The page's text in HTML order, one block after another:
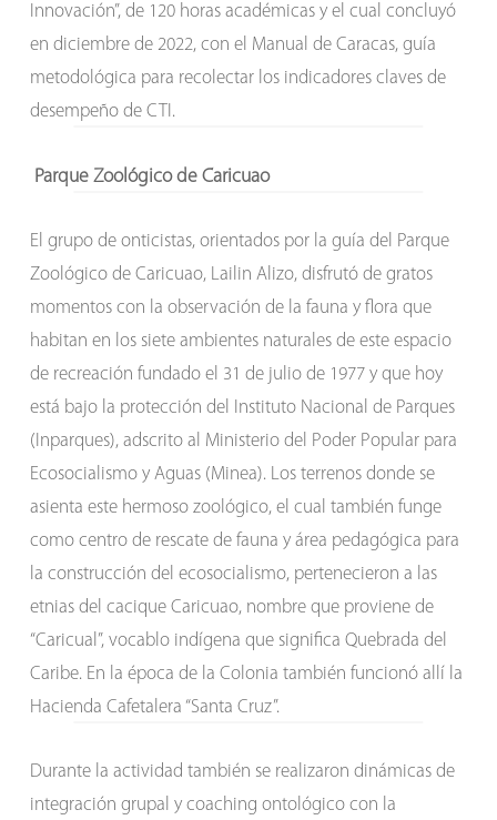
Innovación”, de 120 horas académicas y el cual concluyó
en diciembre de 2022, con el Manual de Caracas, guía
metodológica para recolectar los indicadores claves de
desempeño de CTI.
Parque Zoológico de Caricuao
El grupo de onticistas, orientados por la guía del Parque
Zoológico de Caricuao, Lailin Alizo, disfrutó de gratos
momentos con la observación de la fauna y flora que
habitan en los siete ambientes naturales de este espacio
de recreación fundado el 31 de julio de 1977 y que hoy
está bajo la protección del Instituto Nacional de Parques
(Inparques), adscrito al Ministerio del Poder Popular para
Ecosocialismo y Aguas (Minea). Los terrenos donde se
asienta este hermoso zoológico, el cual también funge
como centro de rescate de fauna y área pedagógica para
la construcción del ecosocialismo, pertenecieron a las
etnias del cacique Caricuao, nombre que proviene de
“Caricual”, vocablo indígena que significa Quebrada del
Caribe. En la época de la Colonia también funcionó allí la
Hacienda Cafetalera “Santa Cruz”.
Durante la actividad también se realizaron dinámicas de
integración grupal y coaching ontológico con la